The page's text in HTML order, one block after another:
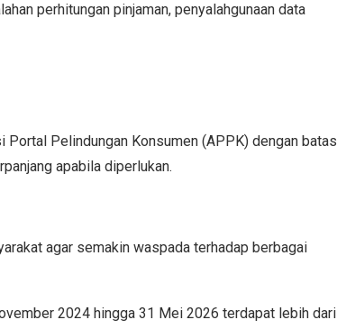
perhitungan pinjaman, penyalahgunaan data
Pelindungan Konsumen (APPK) dengan batas
apabila diperlukan.
agar semakin waspada terhadap berbagai
2024 hingga 31 Mei 2026 terdapat lebih dari